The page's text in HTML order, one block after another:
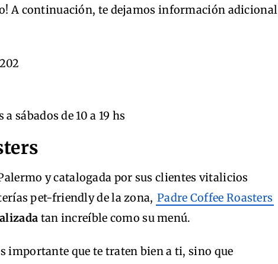
A continuación, te dejamos información adicional
a sábados de 10 a 19 hs
y catalogada por sus clientes vitalicios
pet-friendly de la zona, Padre Coffee Roasters
tan increíble como su menú.
importante que te traten bien a ti, sino que